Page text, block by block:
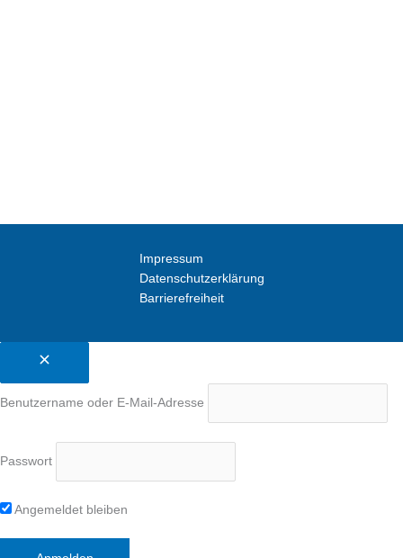
Impressum
Datenschutzerklärung
Barrierefreiheit
Benutzername oder E-Mail-Adresse
Passwort
Angemeldet bleiben